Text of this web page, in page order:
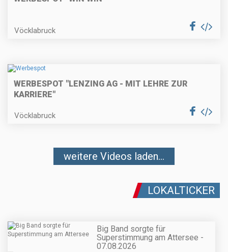
Vöcklabruck
WERBESPOT "LENZING AG - MIT LEHRE ZUR
KARRIERE"
Vöcklabruck
weitere Videos laden...
LOKALTICKER
Big Band sorgte für
Superstimmung am Attersee -
07.08.2026